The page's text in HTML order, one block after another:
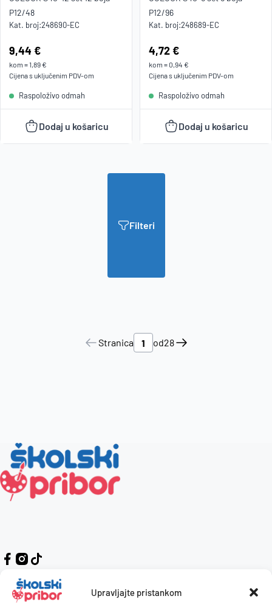
Upravljajte pristankom
P12/48
Kat. broj:248690-EC
Cijena:
9,44 €
kom =1,89 €
Cijena s uključenim PDV-om
Raspoloživo odmah
Dodaj u košaricu
P12/96
Kat. broj:248689-EC
Cijena:
4,72 €
kom =0,94 €
Cijena s uključenim PDV-om
Raspoloživo odmah
Dodaj u košaricu
Filteri
Stranica od28